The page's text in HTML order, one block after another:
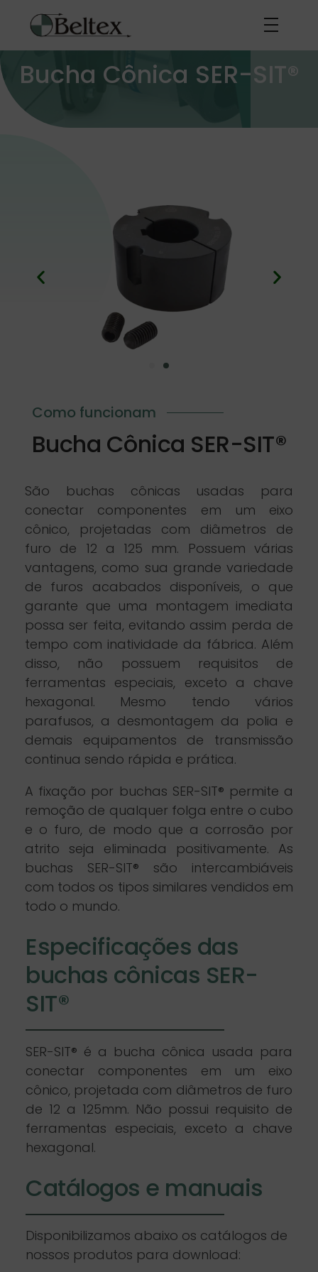
Bucha Cônica SER-SIT®
Como funcionam
Bucha Cônica SER-SIT®
São buchas cônicas usadas para
conectar componentes em um eixo
cônico, projetadas com diâmetros de
furo de 12 a 125 mm. Possuem várias
vantagens, como sua grande variedade
de furos acabados disponíveis, o que
garante que uma montagem imediata
possa ser feita, evitando assim perda de
tempo com inatividade da fábrica. Além
disso, não possuem requisitos de
ferramentas especiais, exceto a chave
hexagonal. Mesmo tendo vários
parafusos, a desmontagem da polia e
demais equipamentos de transmissão
continua sendo rápida e prática.
A fixação por buchas SER-SIT® permite a
remoção de qualquer folga entre o cubo
e o furo, de modo que a corrosão por
atrito seja eliminada positivamente. As
buchas SER-SIT® são intercambiáveis
com todos os tipos similares vendidos em
todo o mundo.
Especificações das
buchas cônicas SER-
SIT®
SER-SIT® é a bucha cônica usada para
conectar componentes em um eixo
cônico, projetada com diâmetros de furo
de 12 a 125mm. Não possui requisito de
ferramentas especiais, exceto a chave
hexagonal.
Catálogos e manuais
Disponibilizamos abaixo os catálogos de
nossos produtos para download: